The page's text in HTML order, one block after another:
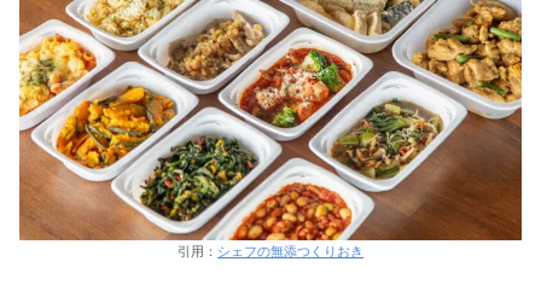
引用： シェフの無添つくりおき